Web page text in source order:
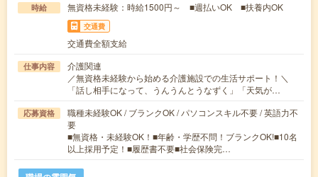
時給 無資格未経験：時給1500円～ ■週払いOK ■扶養内OK
交通費
交通費全額支給
仕事内容
介護関連
／無資格未経験から始める介護施設での生活サポート！＼
「話し相手になって、うんうんとうなずく」「天気が…
応募資格
職種未経験OK / ブランクOK / パソコンスキル不要 / 英語力不
要
■無資格・未経験OK！■年齢・学歴不問！ブランクOK!■10名
以上採用予定！■履歴書不要■社会保険完…